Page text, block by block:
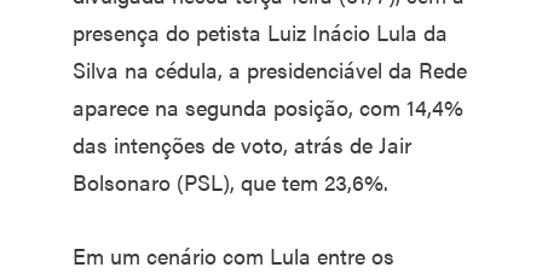
presença do petista Luiz Inácio Lula da
Silva na cédula, a presidenciável da Rede
aparece na segunda posição, com 14,4%
das intenções de voto, atrás de Jair
Bolsonaro (PSL), que tem 23,6%.
Em um cenário com Lula entre os